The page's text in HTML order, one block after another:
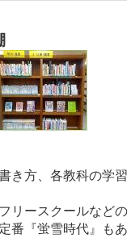
き方、各教科の学
リースクールなど
『蛍雪時代』もあ